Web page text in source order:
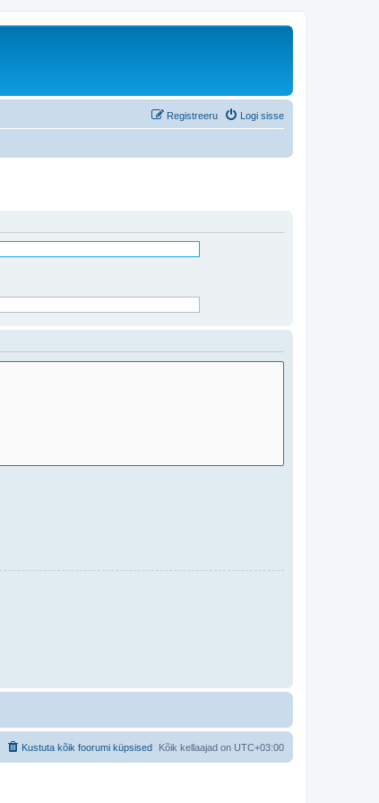
Logi sisse
Registreeru
Kõik kellaajad on UTC+03:00
Kustuta kõik foorumi küpsised